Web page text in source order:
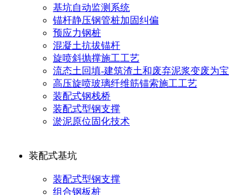
基坑自动监测系统
锚杆静压钢管桩加固纠偏
预应力钢桩
混凝土抗拔锚杆
旋喷斜抛撑施工工艺
流态土回填-建筑渣土和废弃泥浆变废为宝
高压旋喷玻璃纤维筋锚索施工工艺
装配式钢栈桥
装配式型钢支撑
淤泥原位固化技术
装配式基坑
装配式型钢支撑
组合钢板桩